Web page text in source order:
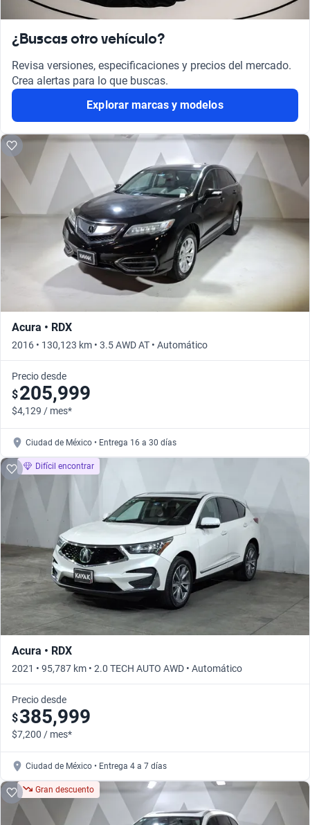
¿Buscas otro vehículo?
Revisa versiones, especificaciones y precios del mercado.
Crea alertas para lo que buscas.
Explorar marcas y modelos
Acura • RDX
2016 • 130,123 km • 3.5 AWD AT • Automático
Precio desde
$205,999
$4,129 / mes*
Ciudad de México • Entrega 16 a 30 días
Difícil encontrar
Acura • RDX
2021 • 95,787 km • 2.0 TECH AUTO AWD • Automático
Precio desde
$385,999
$7,200 / mes*
Ciudad de México • Entrega 4 a 7 días
Gran descuento